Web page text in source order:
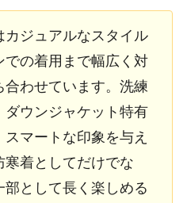
カジュアルなスタイル
の着用まで幅広く対
わせています。洗練
ダウンジャケット特有
マートな印象を与え
着としてだけでな
部として長く楽しめる